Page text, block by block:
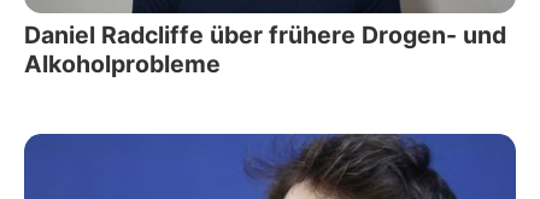
Daniel Radcliffe über frühere Drogen- und
Alkoholprobleme